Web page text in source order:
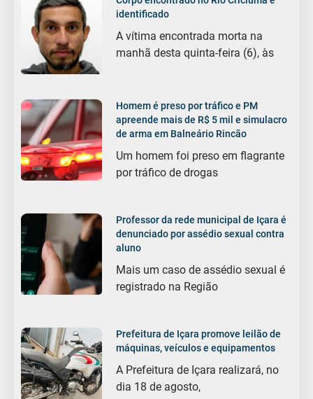
identificado
A vítima encontrada morta na
manhã desta quinta-feira (6), às
Homem é preso por tráfico e PM
apreende mais de R$ 5 mil e simulacro
de arma em Balneário Rincão
Um homem foi preso em flagrante
por tráfico de drogas
Professor da rede municipal de Içara é
denunciado por assédio sexual contra
aluno
Mais um caso de assédio sexual é
registrado na Região
Prefeitura de Içara promove leilão de
máquinas, veículos e equipamentos
A Prefeitura de Içara realizará, no
dia 18 de agosto,